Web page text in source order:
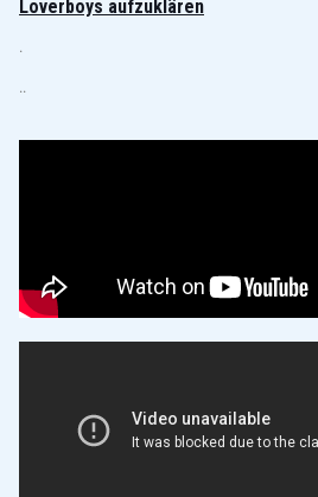
Loverboys aufzuklären
.
..